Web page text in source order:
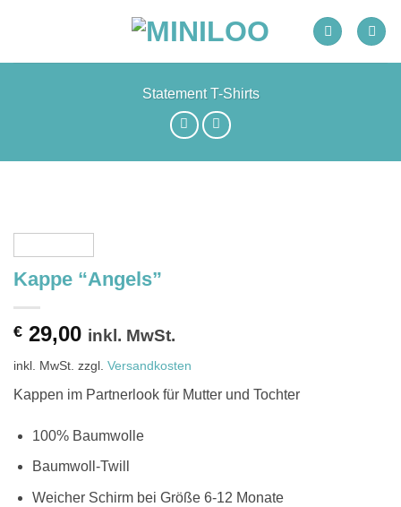
Statement T-Shirts
Kappe “Angels”
€ 29,00 inkl. MwSt.
inkl. MwSt. zzgl. Versandkosten
Kappen im Partnerlook für Mutter und Tochter
100% Baumwolle
Baumwoll-Twill
Weicher Schirm bei Größe 6-12 Monate